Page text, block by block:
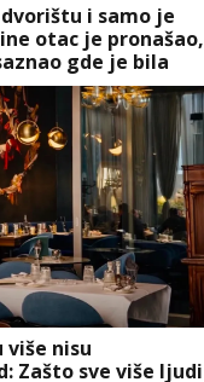
i samo je
otac je pronašao,
gde je bila
nisu
Zašto sve više ljudi